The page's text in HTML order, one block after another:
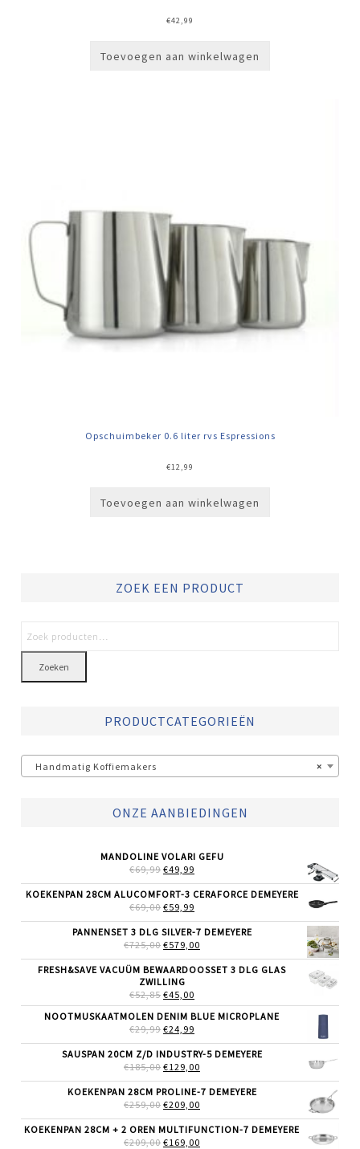
€42,99
Toevoegen aan winkelwagen
Opschuimbeker 0.6 liter rvs Espressions
€12,99
Toevoegen aan winkelwagen
ZOEK EEN PRODUCT
Zoeken
PRODUCTCATEGORIEËN
×
Handmatig Koffiemakers
ONZE AANBIEDINGEN
MANDOLINE VOLARI GEFU
€69,99 OORSPRONKELIJKE
WAS:
€69,99.
€49,99
IS:
KOEKENPAN 28CM ALUCOMFORT-3 CERAFORCE DEMEYERE
€69,00 OORSPRONKELIJKE
WAS:
€69,00.
€59,99
IS:
€59,99.
PANNENSET 3 DLG SILVER-7 DEMEYERE
€725,00 OORSPRONKELIJKE
WAS:
€725,00.
€579,00
IS:
FRESH&SAVE VACUÜM BEWAARDOOSSET 3 DLG GLAS
ZWILLING
€52,85 OORSPRONKELIJKE
PRIJS
WAS:
€52,85.
€45,00
PRIJS
IS:
NOOTMUSKAATMOLEN DENIM BLUE MICROPLANE
€29,99 OORSPRONKELIJKE
WAS:
€29,99.
€24,99
IS:
€24,99.
SAUSPAN 20CM Z/D INDUSTRY-5 DEMEYERE
€185,00 OORSPRONKELIJKE
WAS:
€185,00.
€129,00
IS:
KOEKENPAN 28CM PROLINE-7 DEMEYERE
€259,00 OORSPRONKELIJKE
WAS:
€259,00.
€209,00
IS:
KOEKENPAN 28CM + 2 OREN MULTIFUNCTION-7 DEMEYERE
€209,00 OORSPRONKELIJKE
€169,00